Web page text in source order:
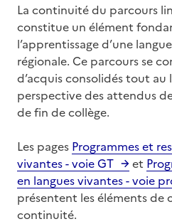
La continuité du parcours
constitue un élément
l’apprentissage d’une
régionale. Ce parcours se
d’acquis consolidés tout au
perspective des attendus
de fin de collège.
Les pages Programmes et
vivantes - voie GT
et
en langues vivantes - voie
présentent les éléments
continuité.